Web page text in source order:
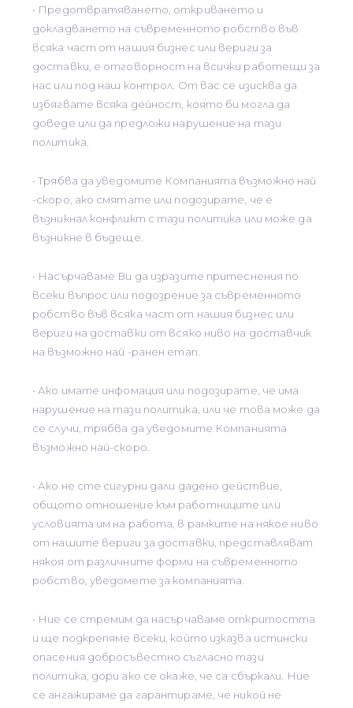
• Предотвратяването, откриването и
докладването на съвременното робство във
всяка част от нашия бизнес или вериги за
доставки, е отговорност на всички работещи за
нас или под наш контрол. От вас се изисква да
избягвате всяка дейност, която би могла да
доведе или да предложи нарушение на тази
политика.
• Трябва да уведомите Компанията възможно най
-скоро, ако смятате или подозирате, че е
възникнал конфликт с тази политика или може да
възникне в бъдеще.
• Насърчаваме Ви да изразите притеснения по
всеки въпрос или подозрение за съвременното
робство във всяка част от нашия бизнес или
вериги на доставки от всяко ниво на доставчик
на възможно най -ранен етап.
• Ако имате инфомация или подозирате, че има
нарушение на тази политика, или че това може да
се случи, трябва да уведомите Компанията
възможно най-скоро.
• Ако не сте сигурни дали дадено действие,
общото отношение към работниците или
условията им на работа, в рамките на някое ниво
от нашите вериги за доставки, представляват
някоя от различните форми на съвременното
робство, уведомете за компанията.
• Ние се стремим да насърчаваме откритостта
и ще подкрепяме всеки, който изказва истински
опасения добросъвестно съгласно тази
политика, дори ако се окаже, че са сбъркали. Ние
се ангажираме да гарантираме, че никой не